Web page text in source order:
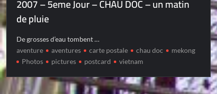
2007 – 5eme Jour – CHAU DOC – un matin
de pluie
De grosses d’eau tombent …
aventure
aventures carte postale chau doc
mekong
Photos
pictures postcard vietnam